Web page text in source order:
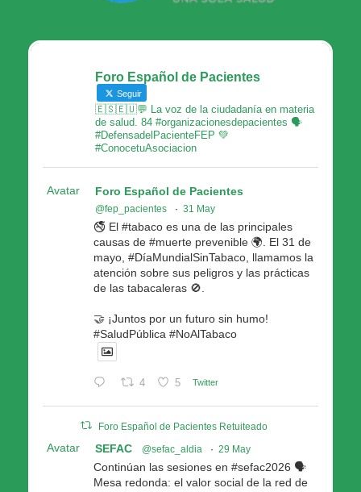
Foro Español de Pacientes
Seguir
🇪🇸🇪🇺💬 La voz de la ciudadanía en materia
de salud. 84 #organizacionesdepacientes 🗣
#DefensadelPacienteFEP 💚
#ConocetuAsociacion
Avatar Foro Español de Pacientes
@fep_pacientes · 31 May
🚭 El #tabaco es una de las principales
causas de #muerte prevenible 🌍. El 31 de
mayo, #DíaMundialSinTabaco, llamamos la
atención sobre sus peligros y las prácticas
de las tabacaleras 🚫.
🤝 ¡Juntos por un futuro sin humo!
#SaludPública #NoAlTabaco
4 5 Twitter
Foro Español de Pacientes Retuiteado
Avatar SEFAC @sefac_aldia · 29 May
Continúan las sesiones en #sefac2026 🗣️
Mesa redonda: el valor social de la red de